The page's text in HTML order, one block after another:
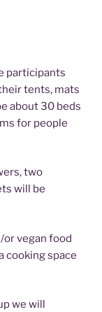
participants
tents, mats
about 30 beds
for people
two
will be
or vegan food
cooking space
we will